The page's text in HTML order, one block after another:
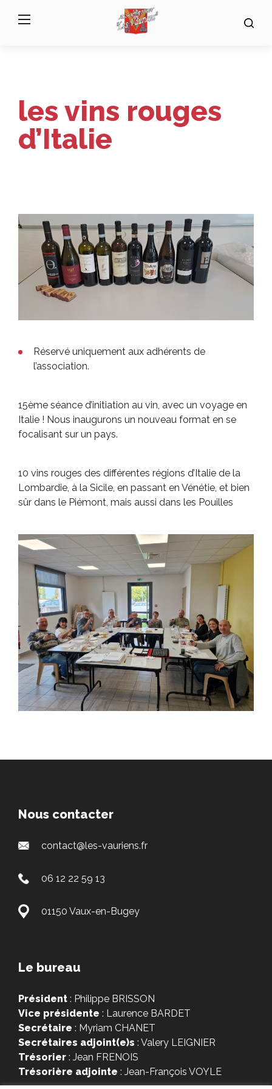
Menu
les vins rouges
d’Italie
Réservé uniquement aux adhérents de
l’association.
15ème séance d’initiation au vin, avec un voyage en
Italie ! Nous inaugurons un nouveau format en se
focalisant sur un pays.
10 vins rouges des différentes régions d’Italie de la
Lombardie, à la Sicile, en passant en Vénétie, et bien
sûr dans le Piémont, mais aussi dans les Pouilles
Nous contacter
contact@les-vauriens.fr
06 12 22 59 13
01150 Vaux-en-Bugey
Le bureau
Président : Philippe BRISSON
Vice présidente : Laurence BARDET
Secrétaire : Myriam CHANET
Secrétaires adjoint(e)s : Valery LEIGNIER
Trésorier : Jean FRENOIS
Trésorière adjointe : Jean-François VOYLE